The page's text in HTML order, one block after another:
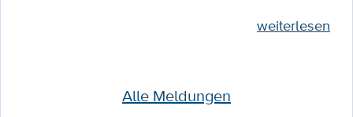
weiterlesen
Alle Meldungen